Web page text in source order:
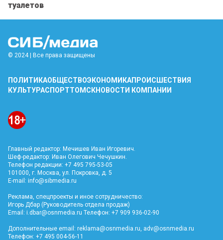
туалетов
© 2024 | Все права защищены
ПОЛИТИКАОБЩЕСТВОЭКОНОМИКАПРОИСШЕСТВИЯ
КУЛЬТУРАСПОРТТОМСКНОВОСТИ КОМПАНИИ
Главный редактор: Мечишев Иван Игоревич.
Шеф-редактор: Иван Олегович Чечушкин.
Телефон редакции: +7 495 795-53-05
101000, г. Москва, ул. Покровка, д. 5
E-mail: info@sibmedia.ru
Реклама, спецпроекты и иное сотрудничество:
Игорь Дбар (Руководитель отдела продаж)
Email: i.dbar@osnmedia.ru Телефон: +7 909 936-02-90
Дополнительные email: reklama@osnmedia.ru adv@osnmedia.ru
Телефон: +7 495 004-56-11